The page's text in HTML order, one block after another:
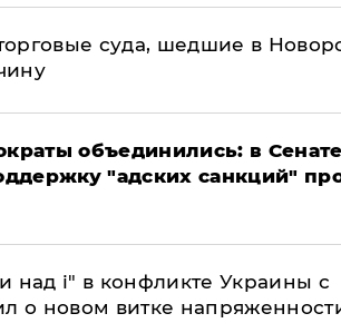
суда, шедшие в
объединились: в Сенате
"адских санкций"
над і" в конфликте Украины с
о новом витке